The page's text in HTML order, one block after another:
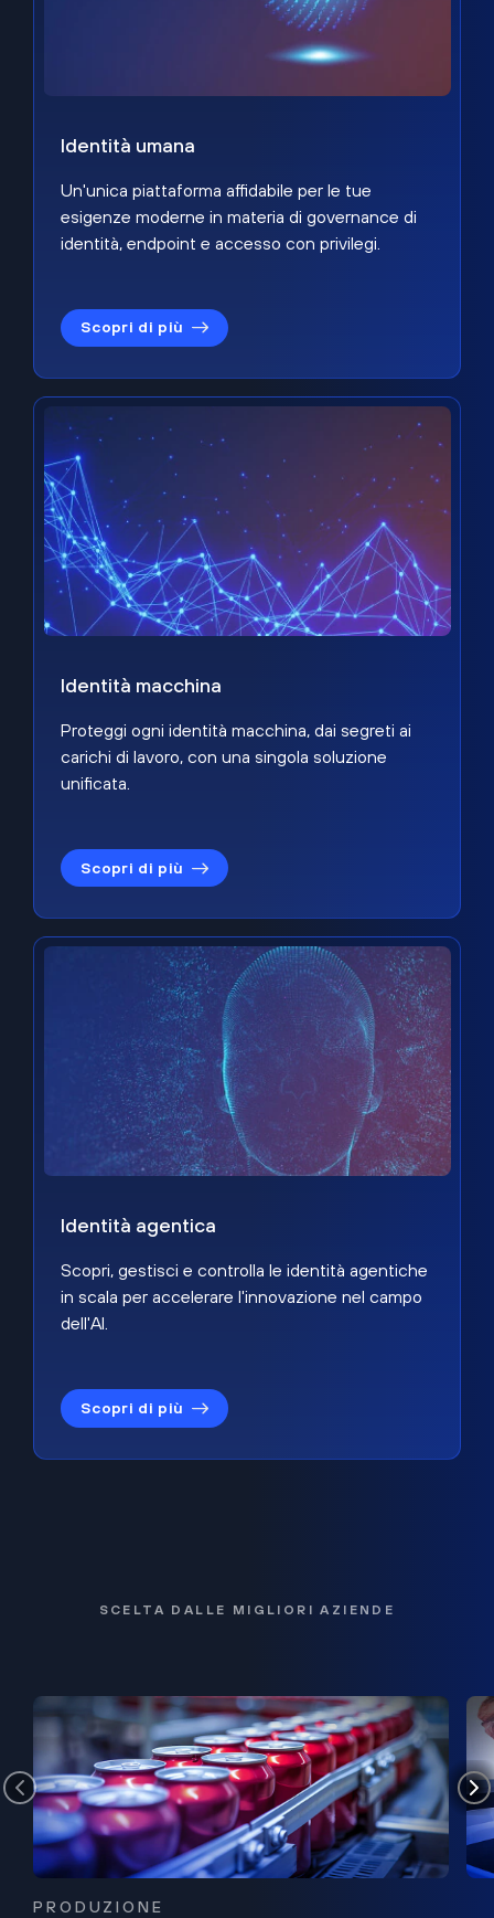
Identità umana
Un'unica piattaforma affidabile per le tue
esigenze moderne in materia di governance di
identità, endpoint e accesso con privilegi.
Scopri di più
Identità macchina
Proteggi ogni identità macchina, dai segreti ai
carichi di lavoro, con una singola soluzione
unificata.
Scopri di più
Identità agentica
Scopri, gestisci e controlla le identità agentiche
in scala per accelerare l'innovazione nel campo
dell'AI.
Scopri di più
SCELTA DALLE MIGLIORI AZIENDE
PRODUZIONE